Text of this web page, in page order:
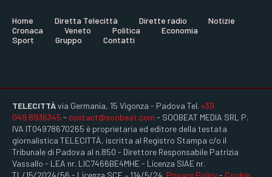
Home Diretta Telecittà Dirette radio
Notizie
Cronaca
Veneto Politica
Economia
Sport
Gruppo Contatti
TELECITTÀvia Germania, 15 Vigonza - Padova Tel. +39
049.8936345 - contact@soobeat.com - SOOBEAT MEDIA SRL P.
IVA IT04978670265 è proprietaria ed editore della testata
giornalistica TELECITTÀ, iscritta al Registro Stampa c/o il
Tribunale di Padova al n.850 - Direttore Responsabile Patrizia
Vassallo - LEA nr. LIC7466BE4MHE - Licenza SIAE nr.